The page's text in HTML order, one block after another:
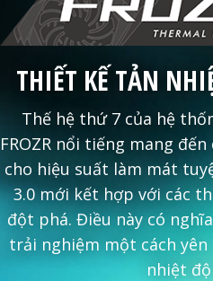
THIẾT KẾ TẢN
Thế hệ thứ 7 của hệ
FROZR nổi tiếng mang
cho hiệu suất làm mát
3.0 mới kết hợp với các
đột phá. Điều này có
trải nghiệm một cách
nhiệt